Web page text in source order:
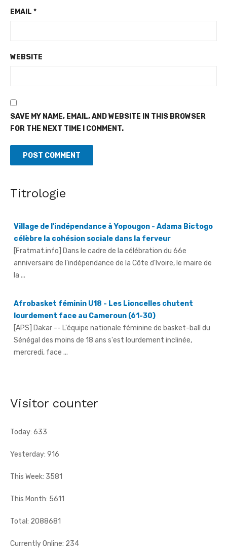
EMAIL *
WEBSITE
SAVE MY NAME, EMAIL, AND WEBSITE IN THIS BROWSER
FOR THE NEXT TIME I COMMENT.
Titrologie
Village de l'indépendance à Yopougon - Adama Bictogo
anniversaire de l'indépendance de la Côte d'Ivoire, le maire de
Afrobasket féminin U18 - Les Lioncelles chutent
66e anniversaire du pays - Dr Euphrasie N'Guessan,
anniversaire de l'indépendance de la Côte d'Ivoire, Dr Euphrasie
Visitor counter
Today: 633
Yesterday: 916
This Week: 3581
This Month: 5611
Total: 2088681
Currently Online: 234